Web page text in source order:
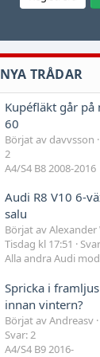
NYA TRÅDAR
Kupéfläkt går på
60
Börjat av davvsson
2
A4/S4 B8 2008-2016
Audi R8 V10 6-
salu
Börjat av
Tisdag kl 17:51
Alla andra Audi
Spricka i
innan vintern?
Börjat av Andreasv
Svar: 2
A4/S4 B9 2016-